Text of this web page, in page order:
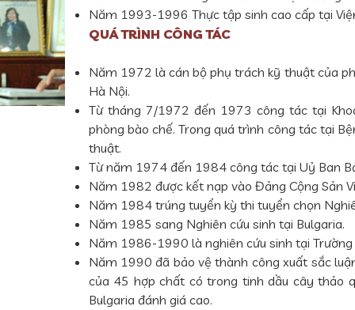
Năm 1993-1996 Thực tập sinh cao cấp tại
QUÁ TRÌNH CÔNG TÁC
Năm 1972 là cán bộ phụ trách kỹ thuật của
Hà Nội.
Từ tháng 7/1972 đến 1973 công tác tại
phòng bào chế. Trong quá trình công tác tại
thuật.
Từ năm 1974 đến 1984 công tác tại Uỷ Ban
Năm 1982 được kết nạp vào Đảng Cộng Sản
Năm 1984 trúng tuyển kỳ thi tuyển chọn
Năm 1985 sang Nghiên cứu sinh tại Bulgaria.
Năm 1986-1990 là nghiên cứu sinh tại
Năm 1990 đã bảo vệ thành công xuất sắc
của 45 hợp chất có trong tinh dầu cây thảo
Bulgaria đánh giá cao.